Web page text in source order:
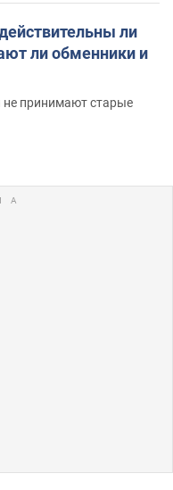
ли
ли обменники и
не принимают старые